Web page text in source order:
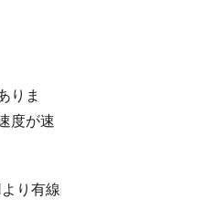
りま
度が速
り有線